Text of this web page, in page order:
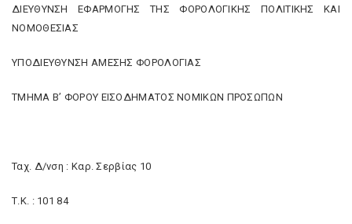
ΔΙΕΥΘΥΝΣΗ ΕΦΑΡΜΟΓΗΣ ΤΗΣ ΦΟΡΟΛΟΓΙΚΗΣ ΠΟΛΙΤΙΚΗΣ ΚΑΙ
ΝΟΜΟΘΕΣΙΑΣ
ΥΠΟΔΙΕΥΘΥΝΣΗ ΑΜΕΣΗΣ ΦΟΡΟΛΟΓΙΑΣ
ΤΜΗΜΑ Β’ ΦΟΡΟΥ ΕΙΣΟΔΗΜΑΤΟΣ ΝΟΜΙΚΩΝ ΠΡΟΣΩΠΩΝ
Ταχ. Δ/νση : Καρ. Σερβίας 10
Τ.Κ. : 101 84